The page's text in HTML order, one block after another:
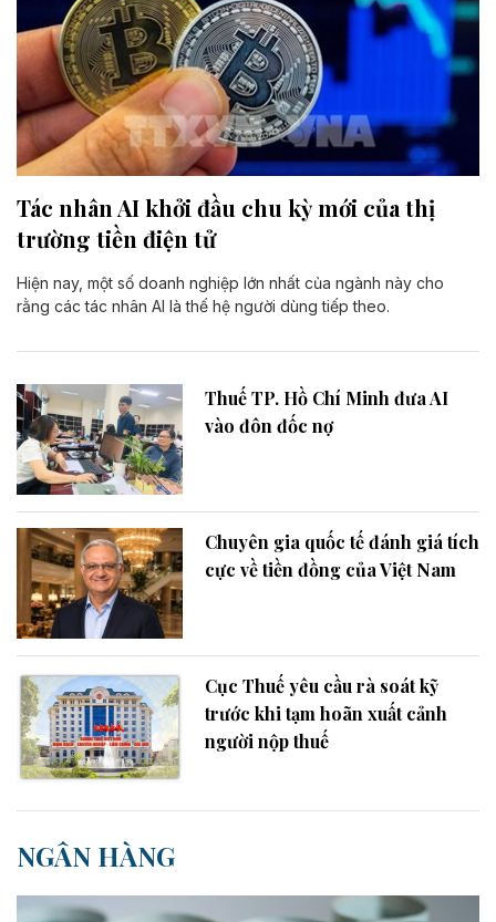
Tác nhân AI khởi đầu chu kỳ mới của thị
trường tiền điện tử
Hiện nay, một số doanh nghiệp lớn nhất của ngành này cho
rằng các tác nhân AI là thế hệ người dùng tiếp theo.
Thuế TP. Hồ Chí Minh đưa AI
vào đôn đốc nợ
Chuyên gia quốc tế đánh giá tích
cực về tiền đồng của Việt Nam
Cục Thuế yêu cầu rà soát kỹ
trước khi tạm hoãn xuất cảnh
người nộp thuế
NGÂN HÀNG